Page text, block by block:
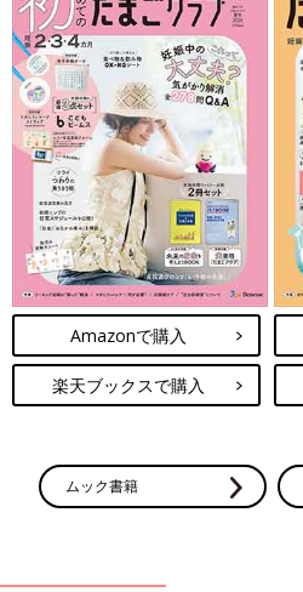
Amazonで購入
楽天ブックスで購入
ムック書籍